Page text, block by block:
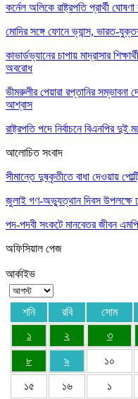
কর্নেল অলিকে রাষ্ট্রপতি প্রার্থী
মোদির সঙ্গে ফোনে ভ্যান্স, ভারত-
কাভার্ডভ্যানের চাপায় মাদ্রাসার
অবরোধ
ভীমরুলীর পেয়ারা রপ্তানির সম্ভাবনা
আশ্বাস
রাষ্ট্রপতি পদে নির্বাচনে বিএনপির
আলোচিত সংবাদ
সীমান্তে দুষ্কৃতীতে বাধা দেওয়ায়
জুলাই গণ-অভ্যুত্থান দিবস উপলক্ষে
পদ-পদবী সংকটে মানবেতর জীবন
অফিসিয়াল পেজ
আর্কাইভ
শনি রবি সোম
১
২ ৩
৮ ৯ ১০
১৫ ১৬ ১